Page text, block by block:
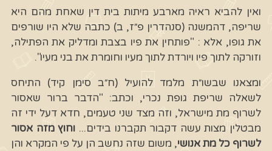
ואין להביא ראיה מארבע מיתות בית דין שאחת מהם היא
שריפה, דהמשנה (סנהדרין פ״ז, ב) כתבה שלא היו שורפים
את גופו, אלא : "פותחין את פיו בצבת ומדליק את הפתילה,
וזורקה לתוך פיו ויורדת לתוך מעיו וחומרת את בני מעיו".
ומצאנו שבשו״ת מלמד להועיל (ח״ב סימן קיד) התיחס
לשאלה שריפת גופת נכרי, וכתב: "הדבר ברור שאסור
לשרוף מת מישראל, וזה מצד שני טעמים, חדא דעל ידי זה
מבטלין מצות עשה דקבור תקברנו בידים... וחוץ מזה אסור
לשרוף כל מת אנושי, משום שזה נחשב הן על פי המקרא והן